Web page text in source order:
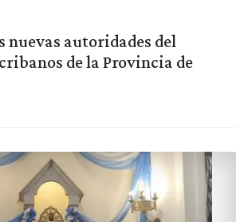
nuevas autoridades del
de la Provincia de